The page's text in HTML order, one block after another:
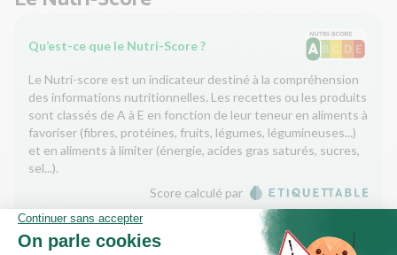
Qu’est-ce que le Nutri-Score ?
Le Nutri-score est un indicateur destiné à la compréhension
des informations nutritionnelles. Les recettes ou les produits
sont classés de A à E en fonction de leur teneur en aliments à
favoriser (fibres, protéines, fruits, légumes, légumineuses...)
et en aliments à limiter (énergie, acides gras saturés, sucres,
sel...).
Score calculé par
Le Score Carbone